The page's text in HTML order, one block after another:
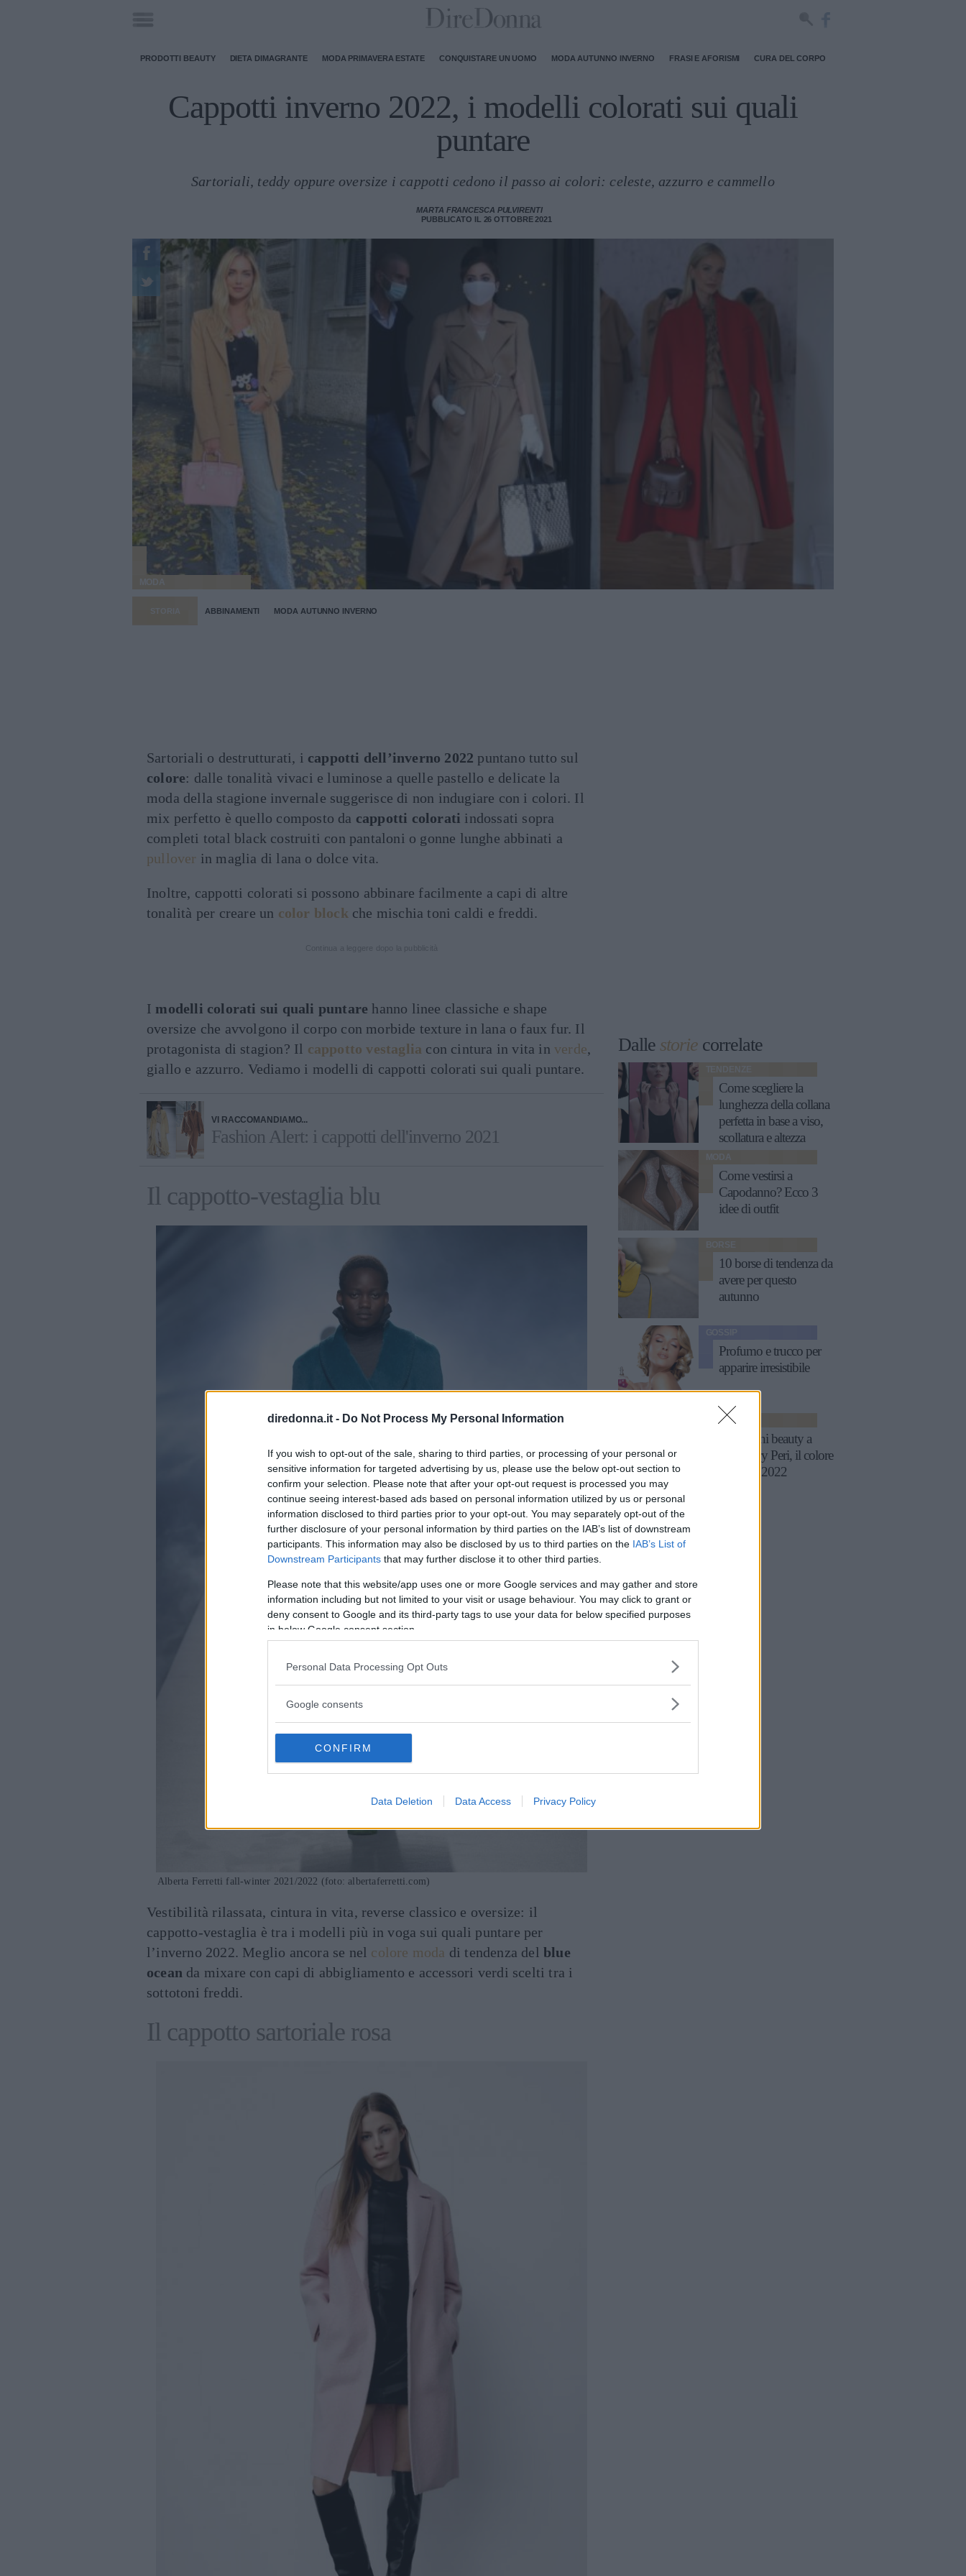
diredonna.it - Do Not Process My Personal Information
If you wish to opt-out of the sale, sharing to third parties, or processing of your personal or
sensitive information for targeted advertising by us, please use the below opt-out section to
confirm your selection. Please note that after your opt-out request is processed you may
continue seeing interest-based ads based on personal information utilized by us or personal
information disclosed to third parties prior to your opt-out. You may separately opt-out of the
further disclosure of your personal information by third parties on the IAB’s list of downstream
participants. This information may also be disclosed by us to third parties on the IAB’s List of
Downstream Participants that may further disclose it to other third parties.
Please note that this website/app uses one or more Google services and may gather and store
information including but not limited to your visit or usage behaviour. You may click to grant or
deny consent to Google and its third-party tags to use your data for below specified purposes
in below Google consent section.
Personal Data Processing Opt Outs
Google consents
CONFIRM
Data Deletion Data Access Privacy Policy
PRODOTTI BEAUTY DIETA DIMAGRANTE MODA PRIMAVERA ESTATE CONQUISTARE UN UOMO MODA AUTUNNO INVERNO FRASI E AFORISMI CURA DEL CORPO
Cappotti inverno 2022, i modelli colorati sui quali
puntare
Sartoriali, teddy oppure oversize i cappotti cedono il passo ai colori: celeste, azzurro e cammello
MARTA FRANCESCA PULVIRENTI
PUBBLICATO IL 26 OTTOBRE 2021
MODA
STORIA ABBINAMENTI MODA AUTUNNO INVERNO
Sartoriali o destrutturati, i cappotti dell’inverno 2022 puntano tutto sul
colore: dalle tonalità vivaci e luminose a quelle pastello e delicate la
moda della stagione invernale suggerisce di non indugiare con i colori. Il
mix perfetto è quello composto da cappotti colorati indossati sopra
completi total black costruiti con pantaloni o gonne lunghe abbinati a
pullover in maglia di lana o dolce vita.
Inoltre, cappotti colorati si possono abbinare facilmente a capi di altre
tonalità per creare un color block che mischia toni caldi e freddi.
I modelli colorati sui quali puntare hanno linee classiche e shape
oversize che avvolgono il corpo con morbide texture in lana o faux fur. Il
protagonista di stagion? Il cappotto vestaglia con cintura in vita in verde,
giallo e azzurro. Vediamo i modelli di cappotti colorati sui quali puntare.
VI RACCOMANDIAMO...
Fashion Alert: i cappotti dell'inverno 2021
Il cappotto-vestaglia blu
Alberta Ferretti fall-winter 2021/2022 (foto: albertaferretti.com)
Vestibilità rilassata, cintura in vita, reverse classico e oversize: il
cappotto-vestaglia è tra i modelli più in voga sui quali puntare per
l’inverno 2022. Meglio ancora se nel colore moda di tendenza delblue
ocean da mixare con capi di abbigliamento e accessori verdi scelti tra i
sottotoni freddi.
Il cappotto sartoriale rosa
Dalle storie correlate
TENDENZE
Come scegliere la
lunghezza della collana
perfetta in base a viso,
scollatura e altezza
MODA
Come vestirsi a
Capodanno? Ecco 3
idee di outfit
BORSE
10 borse di tendenza da
avere per questo
autunno
Profumo e trucco per
apparire irresistibile
MODA
Ispirazioni beauty a
tema Very Peri, il colore
Pantone 2022